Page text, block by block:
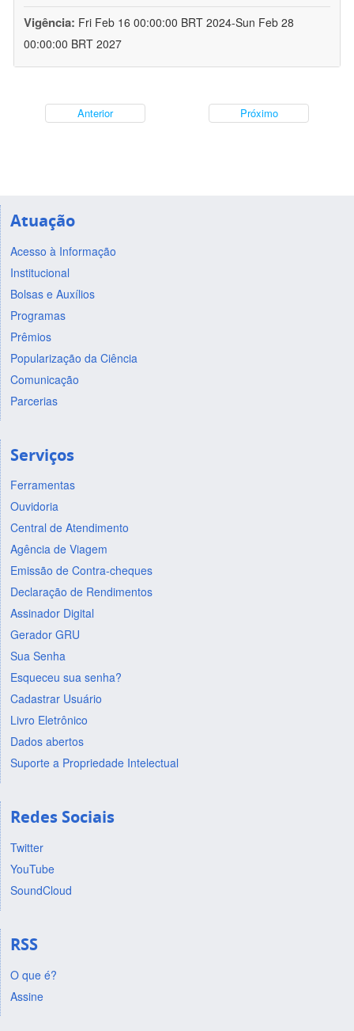
Vigência: Fri Feb 16 00:00:00 BRT 2024-Sun Feb 28
00:00:00 BRT 2027
Anterior Próximo
Atuação
Acesso à Informação
Institucional
Bolsas e Auxílios
Programas
Prêmios
Popularização da Ciência
Comunicação
Parcerias
Serviços
Ferramentas
Ouvidoria
Central de Atendimento
Agência de Viagem
Emissão de Contra-cheques
Declaração de Rendimentos
Assinador Digital
Gerador GRU
Sua Senha
Esqueceu sua senha?
Cadastrar Usuário
Livro Eletrônico
Dados abertos
Suporte a Propriedade Intelectual
Redes Sociais
Twitter
YouTube
SoundCloud
RSS
O que é?
Assine